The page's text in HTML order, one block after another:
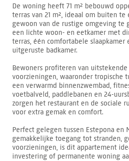
De woning heeft 71 m² bebouwd
terras van 21 m², ideaal om buiten
gewoon van de rustige omgeving te
een lichte woon- en eetkamer met
terras, één comfortabele slaapkamer
uitgeruste badkamer.
Bewoners profiteren van
voorzieningen, waaronder tropische
een verwarmd binnenzwembad,
voetbalveld, paddlebanen en 24-
zorgen het restaurant en de sociale
voor extra gemak en comfort.
Perfect gelegen tussen Estepona en
gemakkelijke toegang tot stranden,
voorzieningen, is dit appartement
investering of permanente woning